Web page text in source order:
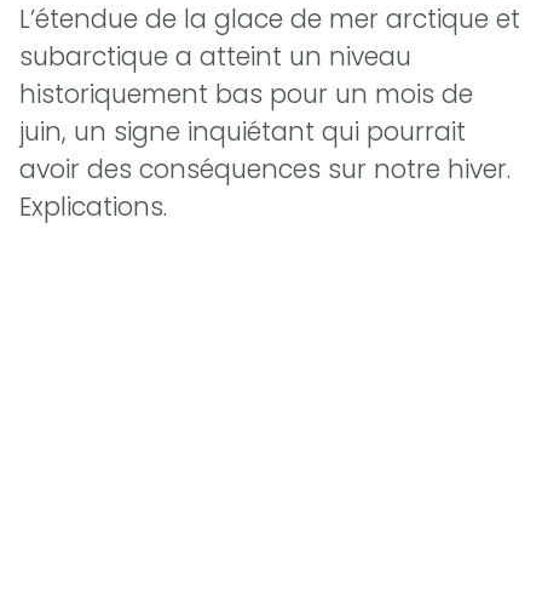
L’étendue de la glace de mer arctique et
subarctique a atteint un niveau
historiquement bas pour un mois de
juin, un signe inquiétant qui pourrait
avoir des conséquences sur notre hiver.
Explications.